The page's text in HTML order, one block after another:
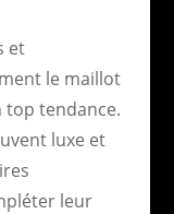
et
le maillot
tendance.
luxe et
leur